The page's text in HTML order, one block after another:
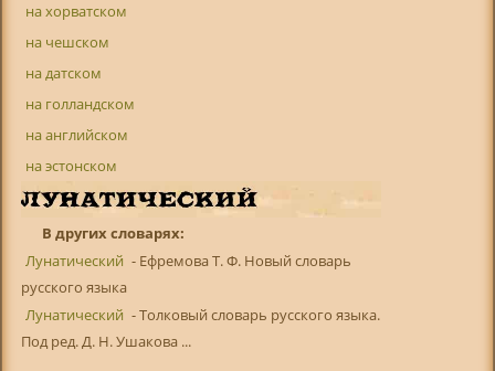
на хорватском
на чешском
на датском
на голландском
на английском
на эстонском
В других словарях:
Лунатический - Ефремова Т. Ф. Новый словарь
русского языка
Лунатический - Толковый словарь русского языка.
Под ред. Д. Н. Ушакова ...